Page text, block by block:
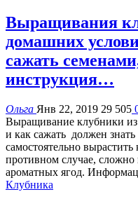
Выращивания
домашних
сажать
инструкция…
Ольга Янв 22, 2019 29 505
Выращивание клубники из
и как сажать должен
самостоятельно
противном случае,
ароматных ягод.
Клубника